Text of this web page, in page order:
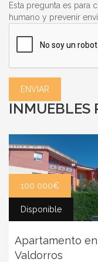
Esta pregunta es para
humano y prevenir
INMUEBLES
100 000€
Disponible
Apartamento en
Valdorros